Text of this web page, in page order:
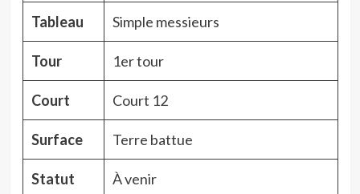
Tableau Simple messieurs
Tour 1er tour
Court Court 12
Surface Terre battue
Statut À venir